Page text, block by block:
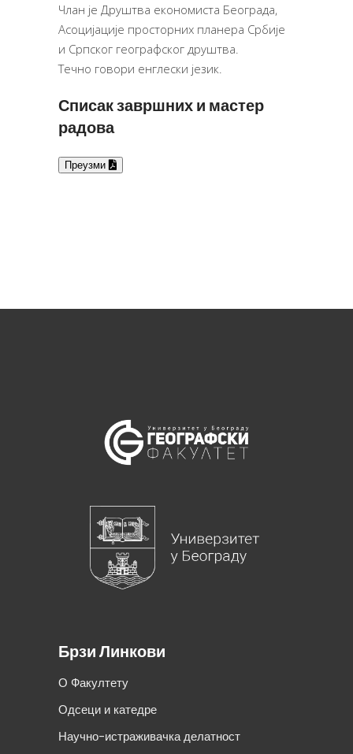
Члан је Друштва економиста Београда,
Асоцијације просторних планера Србије
и Српског географског друштва.
Течно говори енглески језик.
Списак завршних и мастер
радова
Преузми
Брзи Линкови
О Факултету
Одсеци и катедре
Научно-истраживачка делатност